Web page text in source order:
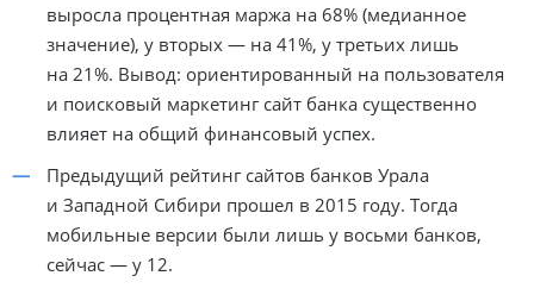
выросла процентная маржа на 68% (медианное
значение), у вторых — на 41%, у третьих лишь
на 21%. Вывод: ориентированный на пользователя
и поисковый маркетинг сайт банка существенно
влияет на общий финансовый успех.
Предыдущий рейтинг сайтов банков Урала
и Западной Сибири прошел в 2015 году. Тогда
мобильные версии были лишь у восьми банков,
сейчас — у 12.